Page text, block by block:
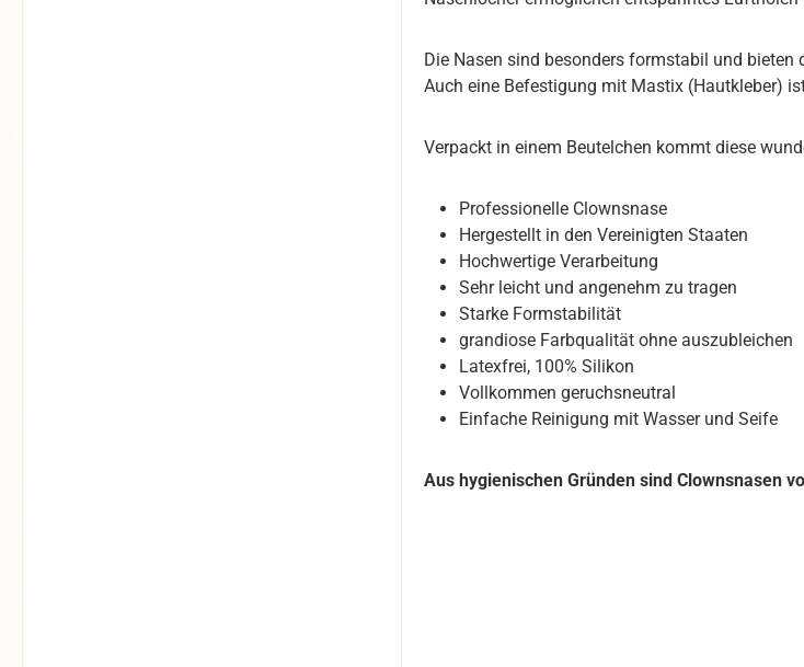
Die Nasen sind besonders formstabil und
Auch eine Befestigung mit Mastix (Hautkleber)
Verpackt in einem Beutelchen kommt diese
Professionelle Clownsnase
Hergestellt in den Vereinigten Staaten
Hochwertige Verarbeitung
Sehr leicht und angenehm zu tragen
Starke Formstabilität
grandiose Farbqualität ohne auszubleichen
Latexfrei, 100% Silikon
Vollkommen geruchsneutral
Einfache Reinigung mit Wasser und Seife
Aus hygienischen Gründen sind Clownsnasen